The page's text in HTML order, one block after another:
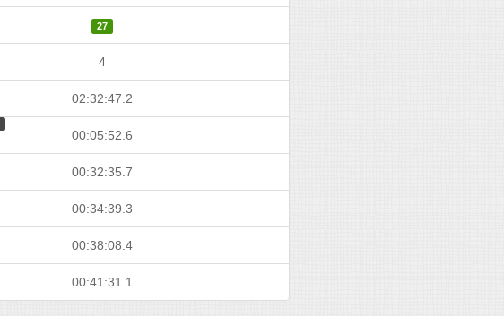
27
4
02:32:47.2
00:05:52.6
00:32:35.7
00:34:39.3
00:38:08.4
00:41:31.1